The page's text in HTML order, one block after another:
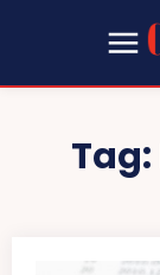
Tag: